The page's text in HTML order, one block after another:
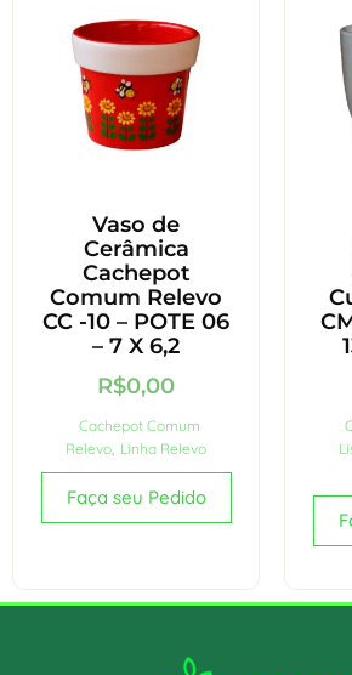
Vaso de
Cerâmica
Cachepot
Comum Relevo
CC -10 – POTE 06
– 7 X 6,2
R$0,00
Cachepot Comum
Relevo Linha Relevo
Faça seu Pedido